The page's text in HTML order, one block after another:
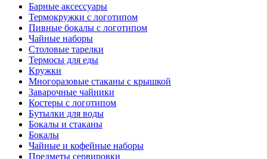
Барные аксессуары
Термокружки с логотипом
Пивные бокалы с логотипом
Чайные наборы
Столовые тарелки
Термосы для еды
Кружки
Многоразовые стаканы с крышкой
Заварочные чайники
Костеры с логотипом
Бутылки для воды
Бокалы и стаканы
Бокалы
Чайные и кофейные наборы
Предметы сервировки